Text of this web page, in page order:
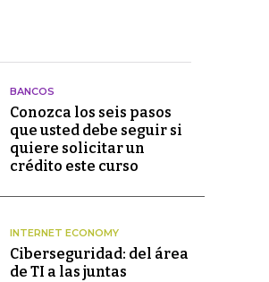
BANCOS
Conozca los seis pasos
que usted debe seguir si
quiere solicitar un
crédito este curso
INTERNET ECONOMY
Ciberseguridad: del área
de TI a las juntas